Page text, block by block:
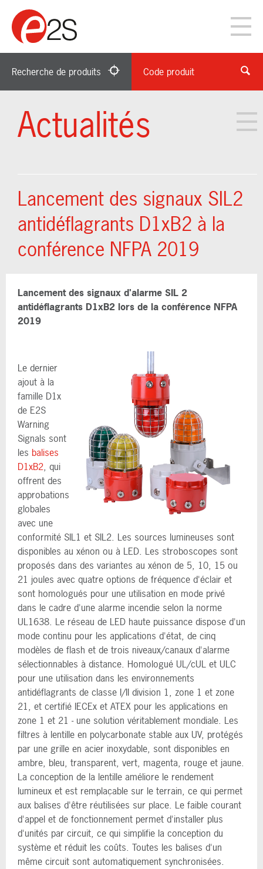
Recherche de produits Code produit
Actualités
Lancement des signaux SIL2
antidéflagrants D1xB2 à la
conférence NFPA 2019
Lancement des signaux d'alarme SIL 2
antidéflagrants D1xB2 lors de la conférence NFPA
2019
Le dernier
ajout à la
famille D1x
de E2S
Warning
Signals sont
les balises
D1xB2, qui
offrent des
approbations
globales
avec une
conformité SIL1 et SIL2. Les sources lumineuses sont
disponibles au xénon ou à LED. Les stroboscopes sont
proposés dans des variantes au xénon de 5, 10, 15 ou
21 joules avec quatre options de fréquence d'éclair et
sont homologués pour une utilisation en mode privé
dans le cadre d'une alarme incendie selon la norme
UL1638. Le réseau de LED haute puissance dispose d'un
mode continu pour les applications d'état, de cinq
modèles de flash et de trois niveaux/canaux d'alarme
sélectionnables à distance. Homologué UL/cUL et ULC
pour une utilisation dans les environnements
antidéflagrants de classe I/II division 1, zone 1 et zone
21, et certifié IECEx et ATEX pour les applications en
zone 1 et 21 - une solution véritablement mondiale. Les
filtres à lentille en polycarbonate stable aux UV, protégés
par une grille en acier inoxydable, sont disponibles en
ambre, bleu, transparent, vert, magenta, rouge et jaune.
La conception de la lentille améliore le rendement
lumineux et est remplaçable sur le terrain, ce qui permet
aux balises d'être réutilisées sur place. Le faible courant
d'appel et de fonctionnement permet d'installer plus
d'unités par circuit, ce qui simplifie la conception du
système et réduit les coûts. Toutes les balises d'un
même circuit sont automatiquement synchronisées.